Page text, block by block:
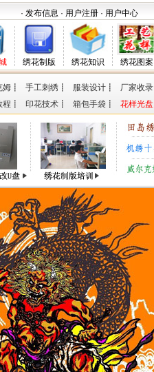
· 发布信息 · 用户注册 · 用户中心
绣花制版 绣花知识 绣花图案
姆 ┋ 手工刺绣 ┋ 服装设计 ┋ 厂家收录
程 ┋ 印花技术 ┋ 箱包手袋 ┋ 花样光盘